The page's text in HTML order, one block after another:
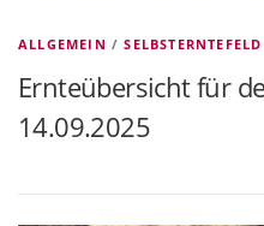
ALLGEMEIN /SELBSTERNTEFELD
Ernteübersicht für
14.09.2025